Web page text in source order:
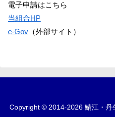
電子申請はこちら
当組合HP
e-Gov （外部サイト）
Copyright © 2014-2026 鯖江・丹